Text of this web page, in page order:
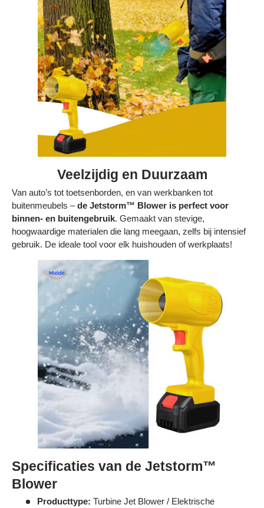
Veelzijdig en Duurzaam
Van auto’s tot toetsenborden, en van werkbanken tot
buitenmeubels –de Jetstorm™ Blower is perfect voor
binnen- en buitengebruik. Gemaakt van stevige,
hoogwaardige materialen die lang meegaan, zelfs bij intensief
gebruik. De ideale tool voor elk huishouden of werkplaats!
Specificaties van de Jetstorm™
Blower
Producttype: Turbine Jet Blower / Elektrische